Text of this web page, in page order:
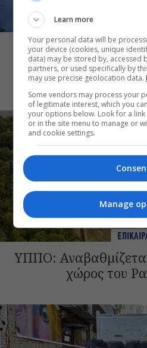
Λάκης Χαλκιάς:
τελευταίο “αντίο”
ΥΠΠΟ:
χώρος του
Learn more
Your personal data will be
your device (cookies, unique
data) may be stored by, accessed
partners, or used specifically by
may use precise geolocation data.
Some vendors may process your
of legitimate interest, which you
your options below. Look for a
or in the site menu to manage or
and cookie settings.
Manage